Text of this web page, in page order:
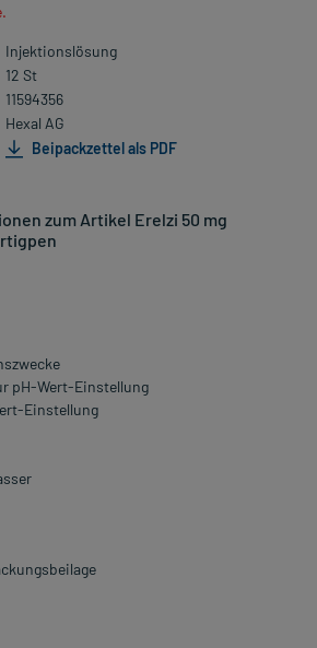
Injektionslösung
12 St
11594356
Hexal AG
Beipackzettel als PDF
zum Artikel Erelzi 50 mg
pH-Wert-Einstellung
Einstellung